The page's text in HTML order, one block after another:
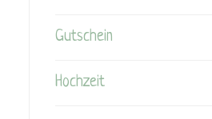
Gutschein
Hochzeit